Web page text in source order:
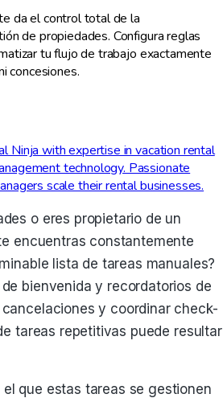
da el control total de la
de propiedades. Configura reglas
tu flujo de trabajo exactamente
concesiones.
Ninja with expertise in vacation rental
technology. Passionate
scale their rental businesses.
o eres propietario de un
encuentras constantemente
lista de tareas manuales?
bienvenida y recordatorios de
y coordinar check-
tareas repetitivas puede resultar
que estas tareas se gestionen